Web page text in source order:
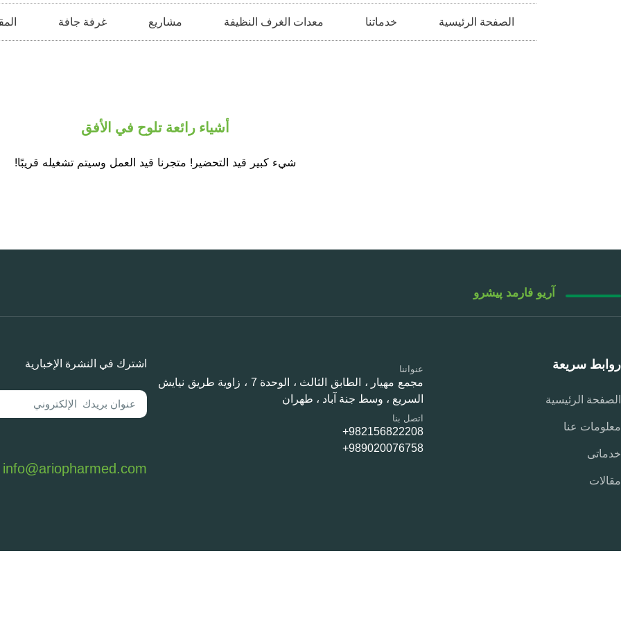
الصفحة الرئيسية خدماتنا معدات الغرف النظيفة مشاريع غرفة جافة
أشياء رائعة تلوح في الأفق
شيء كبير قيد التحضير! متجرنا قيد العمل وسيتم تشغيله قريبًا!
آریو فارمد پیشرو
روابط سريعة
الصفحة الرئيسية
معلومات عنا
خدماتی
مقالات
عنواننا
مجمع مهيار ، الطابق الثالث ، الوحدة 7 ، زاوية طريق نيايش
السريع ، وسط جنة آباد ، طهران
اتصل بنا
982156822208+
989020076758+
اشترك في النشرة الإخبارية
info@ariopharmed.com